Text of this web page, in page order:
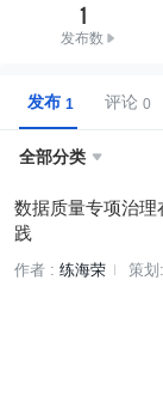
1
发布数
发布 评论
全部分类 
数据质量专项治
践
作者 : 练海荣 策划: